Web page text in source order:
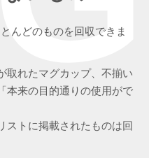
んどのものを回収できま
取れたマグカップ、不揃い
本来の目的通りの使用がで
ストに掲載されたものは回